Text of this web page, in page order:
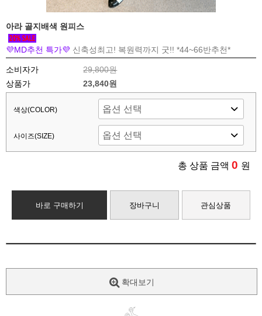
아라 골지배색 원피스
💜MD추천 특가💜 신축성최고! 복원력까지 굿!! *44~66반추천*
소비자가
29,800원
상품가
23,840원
색상(COLOR)
사이즈(SIZE)
총 상품 금액 0 원
바로 구매하기 장바구니 관심상품
확대보기